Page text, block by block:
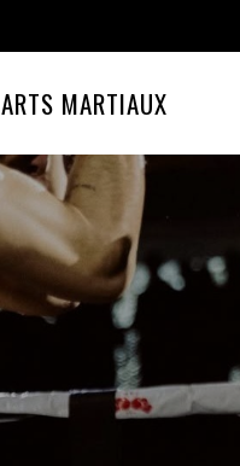
ARTS MARTIAUX